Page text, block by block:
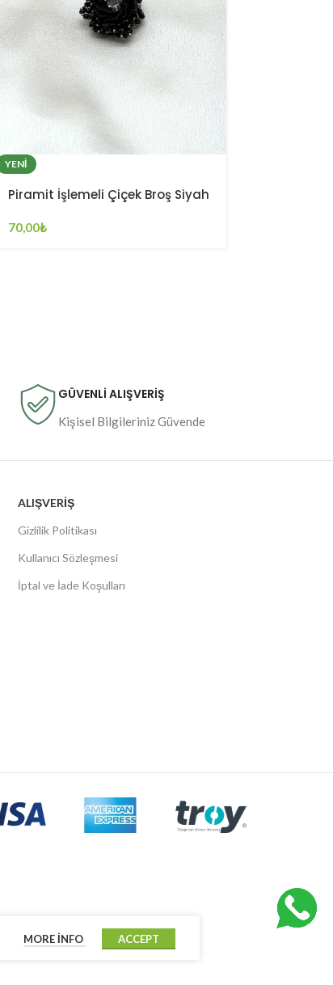
YENI
Piramit İşlemeli Çiçek Broş Siyah
70,00₺
GÜVENLİ ALIŞVERİŞ
Kişisel Bilgileriniz Güvende
ALIŞVERIŞ
Gizlilik Politikası
Kullanıcı Sözleşmesi
İptal ve İade Koşulları
MORE INFO ACCEPT